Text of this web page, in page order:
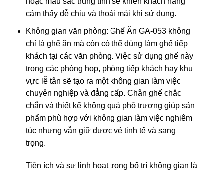
cảm thấy dễ chịu và thoải mái khi sử dụng.
Không gian văn phòng: Ghế Ăn GA-053 không
chỉ là ghế ăn mà còn có thể dùng làm ghế tiếp
khách tại các văn phòng. Việc sử dụng ghế này
trong các phòng họp, phòng tiếp khách hay khu
vực lễ tân sẽ tạo ra một không gian làm việc
chuyên nghiệp và đẳng cấp. Chân ghế chắc
chắn và thiết kế không quá phô trương giúp sản
phẩm phù hợp với không gian làm việc nghiêm
túc nhưng vẫn giữ được vẻ tinh tế và sang
trọng.
Tiện ích và sự linh hoạt trong bố trí không gian là